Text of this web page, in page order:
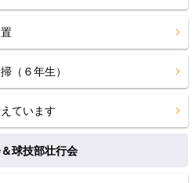
（６年生）
ています
球技部壮行会